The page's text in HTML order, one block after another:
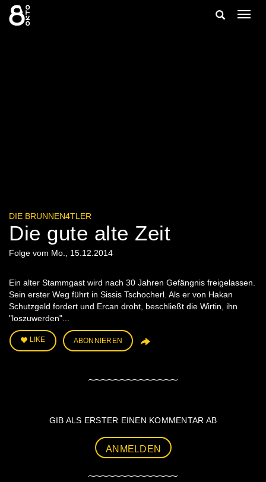
Zum
Inhalt
springen
Suche
DIE BRUNNEN4TLER
Die gute alte Zeit
Folge vom Mo., 15.12.2014
Ein alter Stammgast wird nach 30 Jahren Gefängnis freigelassen.
Sein erster Weg führt in Sissis Tschocherl. Als er von Hakan
Schutzgeld fordert und Ercan droht, beschließt die Wirtin, ihn
"loszuwerden"...
LIKE ABONNIEREN
GIB ALS ERSTER EINEN KOMMENTAR AB
ANMELDEN